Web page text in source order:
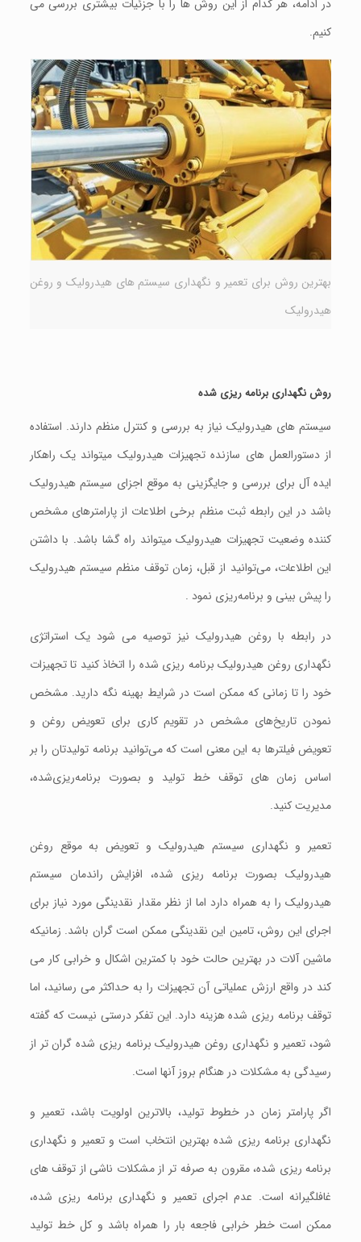
در ادامه، هر کدام از اين روش ها را با جزئیات بیشتری بررسی می
کنیم.
بهترین روش برای تعمیر و نگهداری سيستم های هيدروليک و روغن
هیدرولیک
روش نگهداری برنامه ریزی شده
سیستم های هیدرولیک نیاز به بررسی و کنترل منظم دارند. استفاده
از دستورالعمل های سازنده تجهیزات هیدرولیک میتواند یک راهکار
ایده آل برای بررسی و جایگزینی به موقع اجزای سيستم هيدروليک
باشد در این رابطه ثبت منظم برخی اطلاعات از پارامترهای مشخص
کننده وضعیت تجهیزات هیدرولیک میتواند راه گشا باشد. با داشتن
این اطلاعات، می‌توانید از قبل، زمان توقف منظم سيستم هيدروليک
را پیش بینی و برنامه‌ریزی نمود .
در رابطه با روغن هیدرولیک نیز توصيه می شود یک استراتژی
نگهداری روغن هیدرولیک برنامه ریزی شده را اتخاذ کنید تا تجهیزات
خود را تا زمانی که ممکن است در شرایط بهینه نگه دارید. مشخص
نمودن تاریخ‌های مشخص در تقویم کاری برای تعویض روغن و
تعویض فیلترها به این معنی است که می‌توانید برنامه توليدتان را بر
اساس زمان های توقف خط توليد و بصورت برنامه‌ریزی‌شده،
مديريت کنید.
تعمیر و نگهداری سيستم هيدروليک و تعویض به موقع روغن
هیدرولیک بصورت برنامه ریزی شده، افزايش راندمان سیستم
هیدرولیک را به همراه دارد اما از نظر مقدار نقدينگی مورد نياز برای
اجرای اين روش، تامين اين نقدينگی ممکن است گران باشد. زمانيکه
ماشین آلات در بهترین حالت خود با کمترین اشکال و خرابی کار می
کند در واقع ارزش عملیاتی آن تجهیزات را به حداکثر می رسانید، اما
توقف برنامه ریزی شده هزینه دارد. اين تفکر درستی نيست که گفته
شود، تعمیر و نگهداری روغن هیدرولیک برنامه ریزی شده گران تر از
رسیدگی به مشکلات در هنگام بروز آنها است.
اگر پارامتر زمان در خطوط تولید، بالاترین اولویت باشد، تعمیر و
نگهداری برنامه ریزی شده بهترین انتخاب است و تعمیر و نگهداری
برنامه ریزی شده، مقرون به صرفه تر از مشکلات ناشی از توقف های
غافلگیرانه است. عدم اجرای تعمیر و نگهداری برنامه ریزی شده،
ممکن است خطر خرابی فاجعه بار را همراه باشد و کل خط توليد